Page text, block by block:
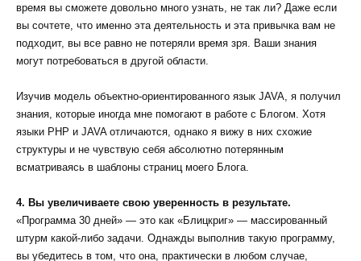
время вы сможете довольно много узнать, не так ли? Даже если
вы сочтете, что именно эта деятельность и эта привычка вам не
подходит, вы все равно не потеряли время зря. Ваши знания
могут потребоваться в другой области.
Изучив модель объектно-ориентированного язык JAVA, я получил
знания, которые иногда мне помогают в работе с Блогом. Хотя
языки PHP и JAVA отличаются, однако я вижу в них схожие
структуры и не чувствую себя абсолютно потерянным
всматриваясь в шаблоны страниц моего Блога.
4. Вы увеличиваете свою уверенность в результате.
«Программа 30 дней» — это как «Блицкриг» — массированный
штурм какой-либо задачи. Однажды выполнив такую программу,
вы убедитесь в том, что она, практически в любом случае,